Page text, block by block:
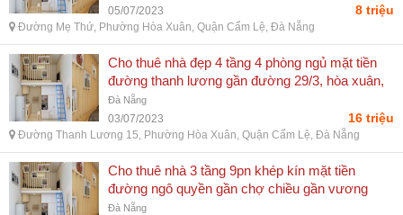
đà nẵng
05/07/2023 8 triệu
Đường Mẹ Thứ, Phường Hòa Xuân, Quận Cẩm Lệ, Đà Nẵng
Cho thuê nhà đẹp 4 tầng 4 phòng ngủ mặt tiền
đường thanh lương gần đường 29/3, hòa xuân,
cẩm lệ-16tr/th - đường thanh lương 15, phường
hòa xuân, quận cẩm lệ, đà nẵng
Đà Nẵng
03/07/2023 16 triệu
Đường Thanh Lương 15, Phường Hòa Xuân, Quận Cẩm Lệ, Đà Nẵng
Cho thuê nhà 3 tầng 9pn khép kín mặt tiền
đường ngô quyền gần chợ chiều gần vương
thừa vũ-20tr - đường ngô quyền, phường an hải
Đà Nẵng